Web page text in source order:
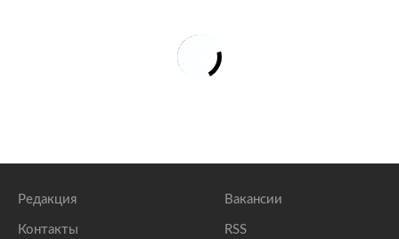
Редакция
Контакты
Вакансии
RSS